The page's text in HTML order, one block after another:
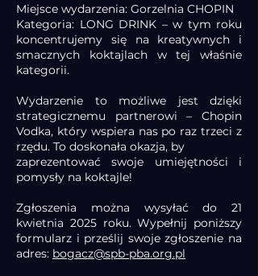
Miejsce wydarzenia: Gorzelnia CHOPIN
Kategoria: LONG DRINK – w tym roku
koncentrujemy się na kreatywnych i
smacznych koktajlach w tej właśnie
kategorii.
Wydarzenie to możliwe jest dzięki
strategicznemu partnerowi – Chopin
Vodka, który wspiera nas po raz trzeci z
rzędu. To doskonała okazja, by
zaprezentować swoje umiejętności i
pomysły na koktajle!
Zgłoszenia można wysyłać do 21
kwietnia 2025 roku. Wypełnij poniższy
formularz i prześlij swoje zgłoszenie na
adres: bogacz@spb-pba.org.pl